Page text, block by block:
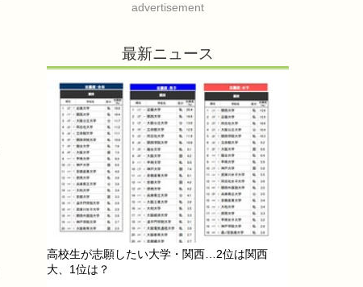
advertisement
最新ニュース
高校生が志願したい大学・関西…2位は関西
大、1位は？